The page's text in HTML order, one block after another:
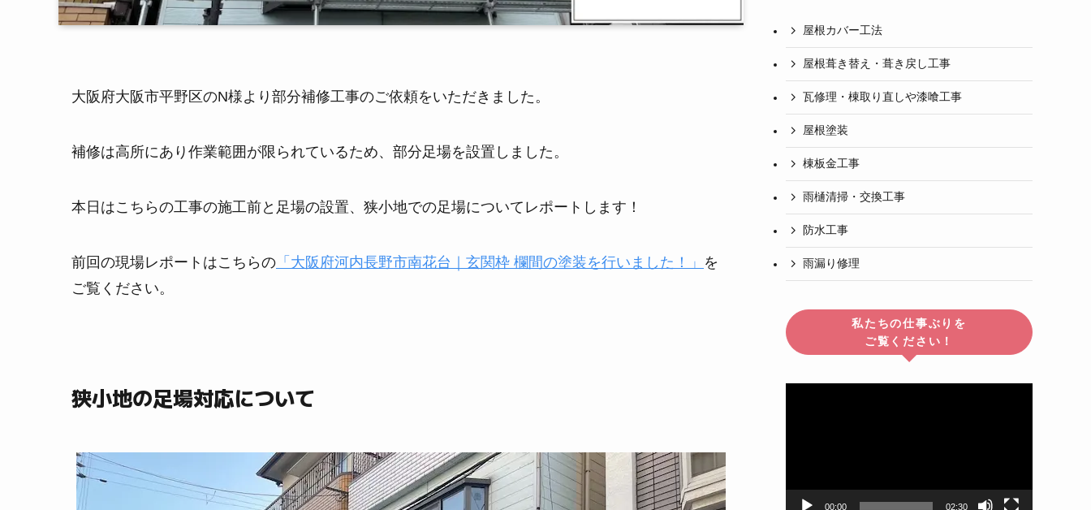
大阪府大阪市平野区のN様より部分補修工事のご依頼をいただきました。
補修は高所にあり作業範囲が限られているため、部分足場を設置しました。
本日はこちらの工事の施工前と足場の設置、狭小地での足場についてレポートします！
前回の現場レポートはこちらの 「大阪府河内長野市南花台｜玄関枠 欄間の塗装を行いました！」 を
ご覧ください。
狭小地の足場対応について
屋根カバー工法
屋根葺き替え・葺き戻し工事
瓦修理・棟取り直しや漆喰工事
屋根塗装
棟板金工事
雨樋清掃・交換工事
防水工事
雨漏り修理
私たちの仕事ぶりを
ご覧ください！
00:00 02:30